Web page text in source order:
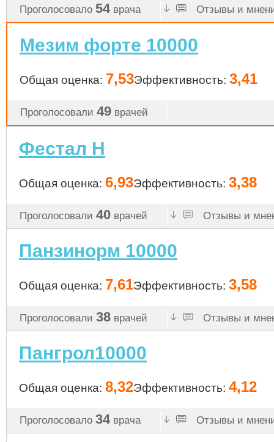
Проголосовало 54 врача Отзывы и
Мезим форте 10000
Общая оценка: 7,53Эффективность: 3,41
Проголосовали 49 врачей
Фестал Н
Общая оценка: 6,93Эффективность: 3,38
Проголосовали 40 врачей Отзывы и
Панзинорм 10000
Общая оценка: 7,61Эффективность: 3,58
Проголосовали 38 врачей Отзывы и
Пангрол10000
Общая оценка: 8,32Эффективность: 4,12
Проголосовало 34 врача Отзывы и